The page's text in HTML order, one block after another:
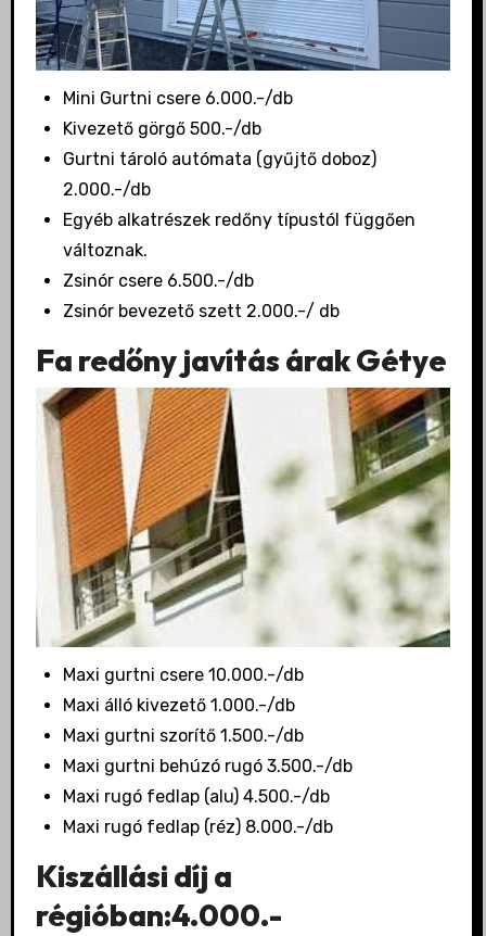
Mini Gurtni csere 6.000.-/db
Kivezető görgő 500.-/db
Gurtni tároló autómata (gyűjtő doboz)
2.000.-/db
Egyéb alkatrészek redőny típustól függően
változnak.
Zsinór csere 6.500.-/db
Zsinór bevezető szett 2.000.-/ db
Fa redőny javítás árak Gétye
Maxi gurtni csere 10.000.-/db
Maxi álló kivezető 1.000.-/db
Maxi gurtni szorítő 1.500.-/db
Maxi gurtni behúzó rugó 3.500.-/db
Maxi rugó fedlap (alu) 4.500.-/db
Maxi rugó fedlap (réz) 8.000.-/db
Kiszállási díj a
régióban:4.000.-